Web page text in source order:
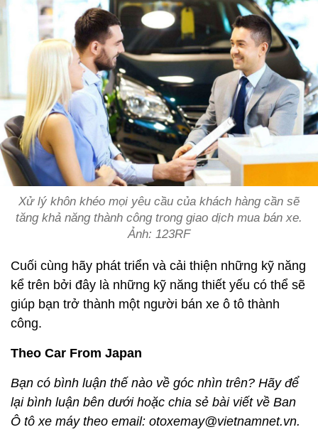
Xử lý khôn khéo mọi yêu cầu của khách hàng cần sẽ
tăng khả năng thành công trong giao dịch mua bán xe.
Ảnh: 123RF
Cuối cùng hãy phát triển và cải thiện những kỹ năng
kể trên bởi đây là những kỹ năng thiết yếu có thể sẽ
giúp bạn trở thành một người bán xe ô tô thành
công.
Theo Car From Japan
Bạn có bình luận thế nào về góc nhìn trên? Hãy để
lại bình luận bên dưới hoặc chia sẻ bài viết về Ban
Ô tô xe máy theo email: otoxemay@vietnamnet.vn.